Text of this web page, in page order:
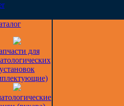
для
установок